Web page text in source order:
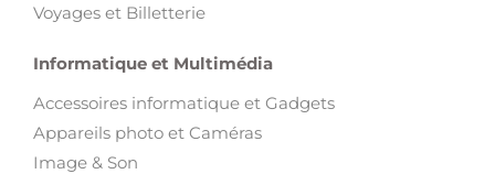
Voyages et Billetterie
Informatique et Multimédia
Accessoires informatique et Gadgets
Appareils photo et Caméras
Image & Son